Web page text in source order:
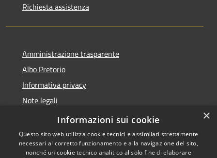
Richiesta assistenza
Amministrazione trasparente
Albo Pretorio
Informativa privacy
Note legali
Dichiarazione di accessibilità
×
Informazioni sui cookie
Questo sito web utilizza cookie tecnici e assimilati strettamente
necessari al corretto funzionamento e alla navigazione del sito,
nonché un cookie tecnico analitico al solo fine di elaborare